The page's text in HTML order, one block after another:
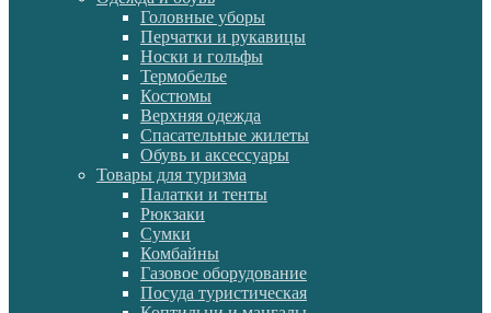
Головные уборы
Перчатки и рукавицы
Носки и гольфы
Термобелье
Костюмы
Верхняя одежда
Спасательные жилеты
Обувь и аксессуары
Товары для туризма
Палатки и тенты
Рюкзаки
Сумки
Комбайны
Газовое оборудование
Посуда туристическая